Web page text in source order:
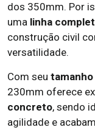
dos 350mm. Por
uma linha
construção civil
versatilidade.
Com seu
230mm oferece
concreto, sendo
agilidade e